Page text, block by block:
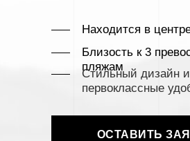
ОСТАВИТЬ
Находится в
Стильный дизайн и
первоклассные
Близость к 3
пляжам